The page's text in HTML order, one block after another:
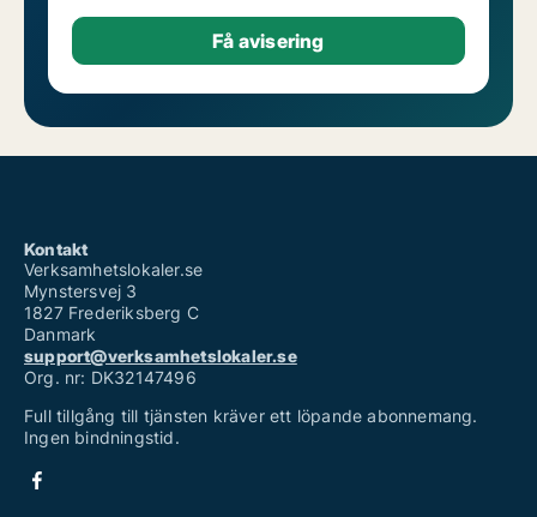
Kontakt
Verksamhetslokaler.se
Mynstersvej 3
1827 Frederiksberg C
Danmark
support@verksamhetslokaler.se
Org. nr: DK32147496
Full tillgång till tjänsten kräver ett löpande abonnemang.
Ingen bindningstid.